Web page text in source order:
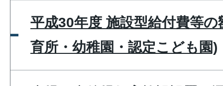
平成30年度 施設型給付費等
育所・幼稚園・認定こども園)